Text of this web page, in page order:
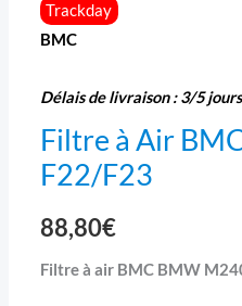
Trackday
BMC
Délais de livraison : 3/5 jours
Filtre à Air
F22/F23
88,80€
Filtre à air BMC BMW